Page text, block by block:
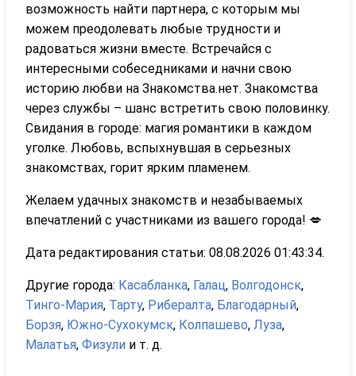
возможность найти партнера, с которым мы
можем преодолевать любые трудности и
радоваться жизни вместе. Встречайся с
интересными собеседниками и начни свою
историю любви на Знакомства.нет. Знакомства
через службы – шанс встретить свою половинку.
Свидания в городе: магия романтики в каждом
уголке. Любовь, вспыхнувшая в серьезных
знакомствах, горит ярким пламенем.
Желаем удачных знакомств и незабываемых
впечатлений с участниками из вашего города! 💋
Дата редактирования статьи: 08.08.2026 01:43:34.
Другие города: Касабланка, Галац, Волгодонск,
Тинго-Мария, Тарту, Рибералта, Благодарный,
Борзя, Южно-Сухокумск, Колпашево, Луза,
Малатья, Физули и т. д.